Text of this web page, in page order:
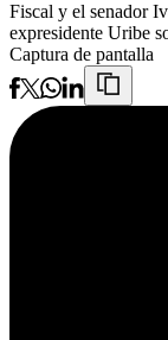
Fiscal y el senador
expresidente Uribe
Captura de pantalla